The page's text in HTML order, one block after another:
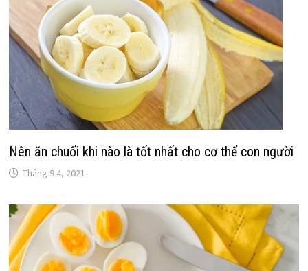
Nên ăn chuối khi nào là tốt nhất cho cơ thể con người
Tháng 9 4, 2021